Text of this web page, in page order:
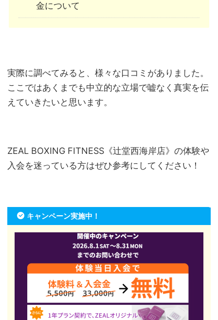
金について
実際に調べてみると、様々な口コミがありました。
ここではあくまでも中立的な立場で嘘なく真実を伝
えていきたいと思います。
ZEAL BOXING FITNESS《辻堂西海岸店》の体験や
入会を迷っている方はぜひ参考にしてください！
キャンペーン実施中！